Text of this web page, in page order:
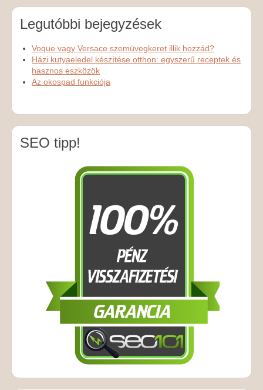
Legutóbbi bejegyzések
Voque vagy Versace szemüvegkeret illik hozzád?
Házi kutyaeledel készítése otthon: egyszerű receptek és
hasznos eszközök
Az okospad funkciója
SEO tipp!